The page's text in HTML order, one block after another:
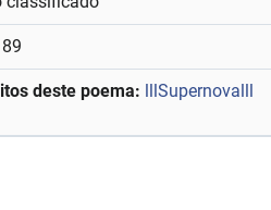
89
deste poema: lllSupernovalll